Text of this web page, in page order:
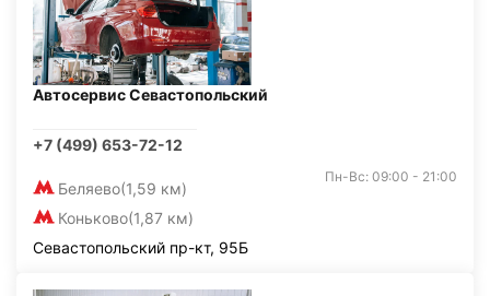
Автосервис Севастопольский
+7 (499) 653-72-12
Беляево(1,59 км)
Коньково(1,87 км)
Пн-Вс: 09:00 - 21:00
Севастопольский пр-кт, 95Б